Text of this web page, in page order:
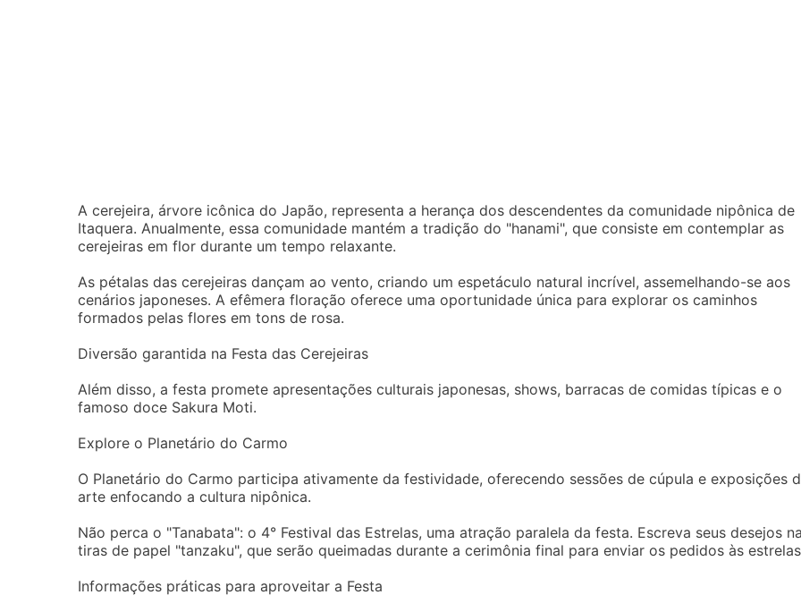
A cerejeira, árvore icônica do Japão, representa a herança dos descendentes da comunidade nipônica de
Itaquera. Anualmente, essa comunidade mantém a tradição do "hanami", que consiste em contemplar as
cerejeiras em flor durante um tempo relaxante.
As pétalas das cerejeiras dançam ao vento, criando um espetáculo natural incrível, assemelhando-se aos
cenários japoneses. A efêmera floração oferece uma oportunidade única para explorar os caminhos
formados pelas flores em tons de rosa.
Diversão garantida na Festa das Cerejeiras
Além disso, a festa promete apresentações culturais japonesas, shows, barracas de comidas típicas e o
famoso doce Sakura Moti.
Explore o Planetário do Carmo
O Planetário do Carmo participa ativamente da festividade, oferecendo sessões de cúpula e exposições
arte enfocando a cultura nipônica.
Não perca o "Tanabata": o 4° Festival das Estrelas, uma atração paralela da festa. Escreva seus desejos
tiras de papel "tanzaku", que serão queimadas durante a cerimônia final para enviar os pedidos às
Informações práticas para aproveitar a Festa